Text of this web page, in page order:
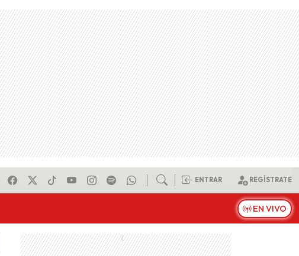
ENTRAR REGÍSTRATE
EN VIVO